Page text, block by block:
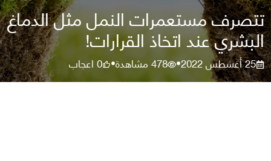
تتصرف مستعمرات النمل مثل الدماغ
البشري عند اتخاذ القرارات!
25 أغسطس 2022 •
478مشاهدة•
0اعجاب